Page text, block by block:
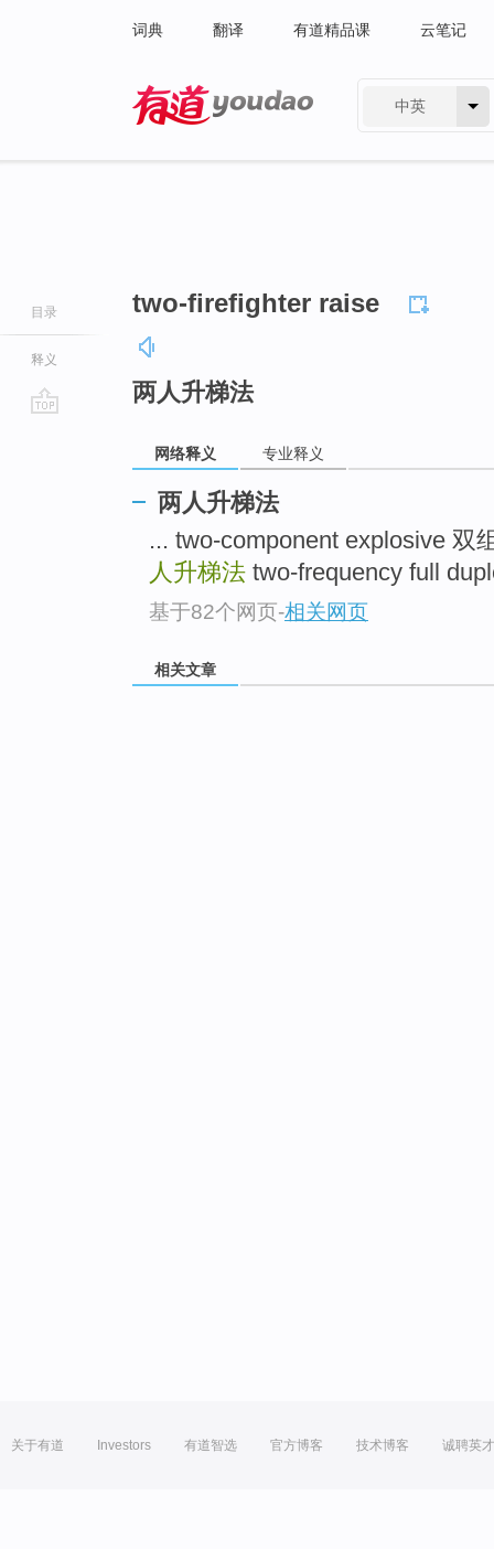
词典 翻译 有道精品课 云笔记
中英
目录
释义
two-firefighter raise
两人升梯法
网络释义 专业释义
两人升梯法
... two-component explosive 双
人升梯法 two-frequency full
基于82个网页-相关网页
相关文章
关于有道 Investors 有道智选 官方博客 技术博客 诚聘英才